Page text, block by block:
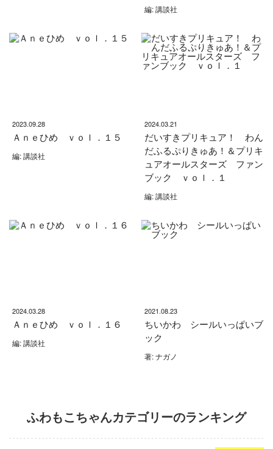
編: 講談社
2023.09.28
Ａｎｅひめ ｖｏｌ．１５
編: 講談社
2024.03.21
だいすきプリキュア！ わん
だふるぷりきゅあ！＆プリキ
ュアオールスターズ ファン
ブック ｖｏｌ．１
編: 講談社
2024.03.28
Ａｎｅひめ ｖｏｌ．１６
編: 講談社
2021.08.23
ちいかわ シールいっぱいブ
ック
著: ナガノ
ふわもこちゃんカテゴリーのランキング